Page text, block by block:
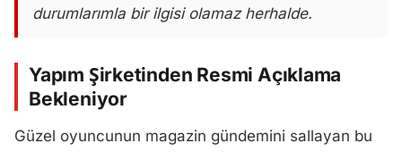
durumlarımla bir ilgisi olamaz herhalde.
Yapım Şirketinden Resmi Açıklama
Bekleniyor
Güzel oyuncunun magazin gündemini sallayan bu